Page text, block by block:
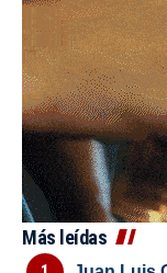
Más leídas